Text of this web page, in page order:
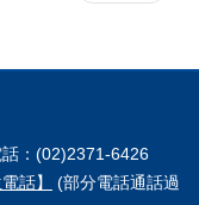
：(02)2371-6426
話】
(部分電話通話過